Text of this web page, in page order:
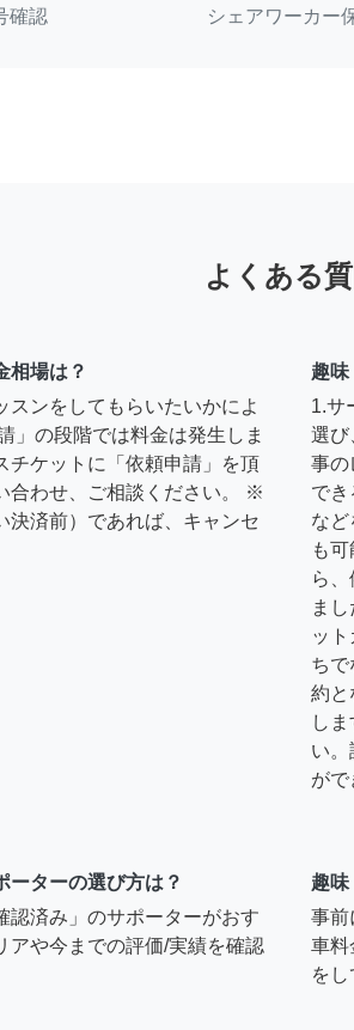
確認 シェアワーカー
よくある
相場は？
スンをしてもらいたいかによ
」の段階では料金は発生しま
チケットに「依頼申請」を頂
合わせ、ご相談ください。 ※
決済前）であれば、キャンセ
趣味
1.サ
選び
事の
で
な
も
ら
ま
ッ
ち
約と
し
い。
がで
ーターの選び方は？
認済み」のサポーターがおす
アや今までの評価/実績を確認
趣味
事前
車料
を